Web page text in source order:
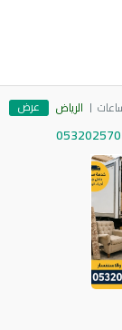
الرياض عرض